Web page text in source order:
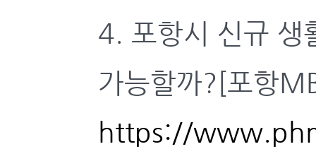
4. 포항시 신규 생
가능할까?[포항
https://